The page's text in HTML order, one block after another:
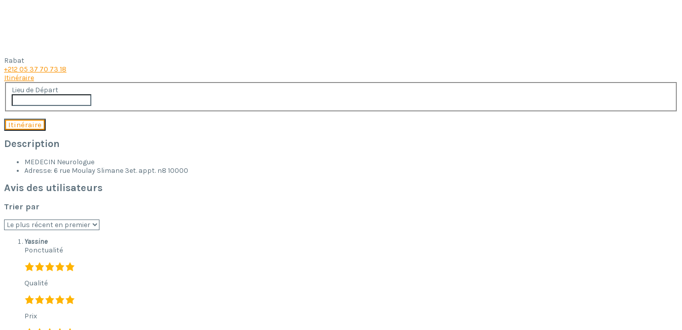
Rabat
+212 05 37 70 73 18
Itinéraire
Lieu de Départ
Description
MEDECIN Neurologue
Adresse: 6 rue Moulay Slimane 3et. appt. n8 10000
Avis des utilisateurs
Trier par
Yassine
Ponctualité
Qualité
Prix